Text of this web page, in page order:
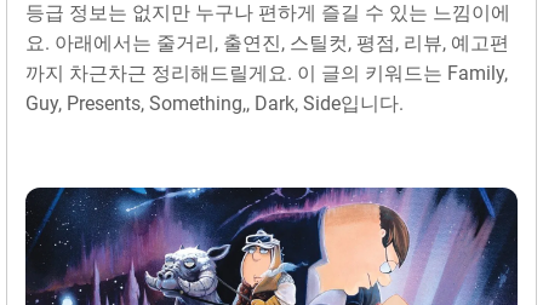
등급 정보는 없지만 누구나 편하게 즐길 수 있는 느낌이에
요. 아래에서는 줄거리, 출연진, 스틸컷, 평점, 리뷰, 예고편
까지 차근차근 정리해드릴게요. 이 글의 키워드는 Family,
Guy, Presents, Something,, Dark, Side입니다.